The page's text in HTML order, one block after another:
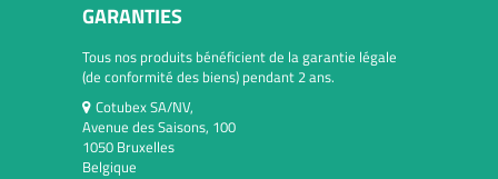
GARANTIES
Tous nos produits bénéficient de la garantie légale
(de conformité des biens) pendant 2 ans.
Cotubex SA/NV,
Avenue des Saisons, 100
1050 Bruxelles
Belgique